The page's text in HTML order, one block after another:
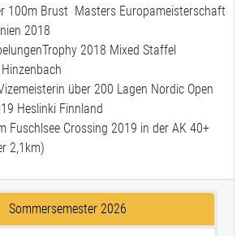
100m Brust Masters Europameisterschaft
2018
2018 Mixed Staffel
über 200 Lagen Nordic Open
Heslinki Finnland
Fuschlsee Crossing 2019 in der AK 40+
2,1km)
Sommersemester 2026